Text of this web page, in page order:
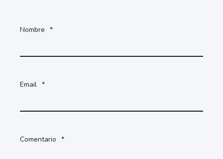
Nombre *
Email *
Comentario *